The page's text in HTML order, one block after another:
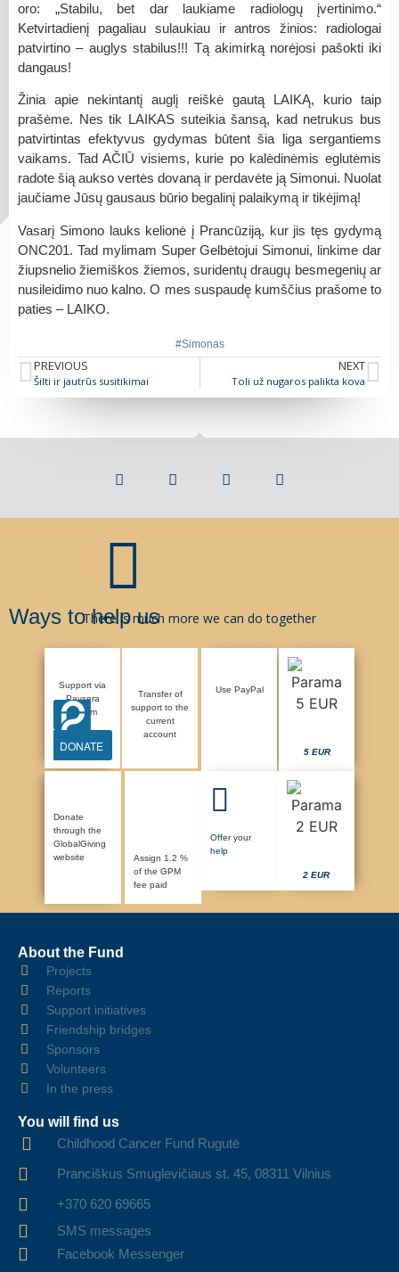
oro: „Stabilu, bet dar laukiame radiologų įvertinimo.“
Ketvirtadienį pagaliau sulaukiau ir antros žinios: radiologai
patvirtino – auglys stabilus!!! Tą akimirką norėjosi pašokti iki
dangaus!
Žinia apie nekintantį auglį reiškė gautą LAIKĄ, kurio taip
prašėme. Nes tik LAIKAS suteikia šansą, kad netrukus bus
patvirtintas efektyvus gydymas būtent šia liga sergantiems
vaikams. Tad AČIŪ visiems, kurie po kalėdinėmis eglutėmis
radote šią aukso vertės dovaną ir perdavėte ją Simonui. Nuolat
jaučiame Jūsų gausaus būrio begalinį palaikymą ir tikėjimą!
Vasarį Simono lauks kelionė į Prancūziją, kur jis tęs gydymą
ONC201. Tad mylimam Super Gelbėtojui Simonui, linkime dar
žiupsnelio žiemiškos žiemos, suridentų draugų besmegenių ar
nusileidimo nuo kalno. O mes suspaudę kumščius prašome to
paties – LAIKO.
#Simonas
PREVIOUS
Šilti ir jautrūs susitikimai
NEXT
Toli už nugaros palikta kova
Ways to help usThere is much more we can do together
Support via
Paysera
system
DONATE
Transfer of
support to the
current
account
Use PayPal
5 EUR
Donate
through the
GlobalGiving
website
Assign 1.2 %
of the GPM
fee paid
Offer your
help
2 EUR
About the Fund
Projects
Reports
Support initiatives
Friendship bridges
Sponsors
Volunteers
In the press
You will find us
Childhood Cancer Fund Rugutė
Pranciškus Smuglevičiaus st. 45, 08311 Vilnius
+370 620 69665
SMS messages
Facebook Messenger